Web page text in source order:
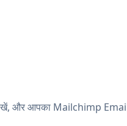
और आपका Mailchimp Email